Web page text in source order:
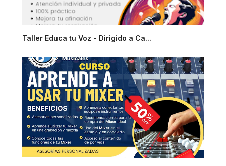
Taller Educa tu Voz - Dirigido a Ca...